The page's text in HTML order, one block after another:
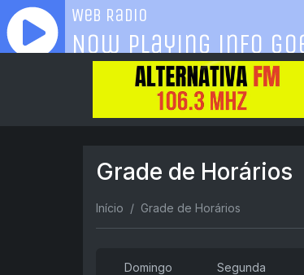
Grade de Horários
Início Grade de Horários
Domingo Segunda